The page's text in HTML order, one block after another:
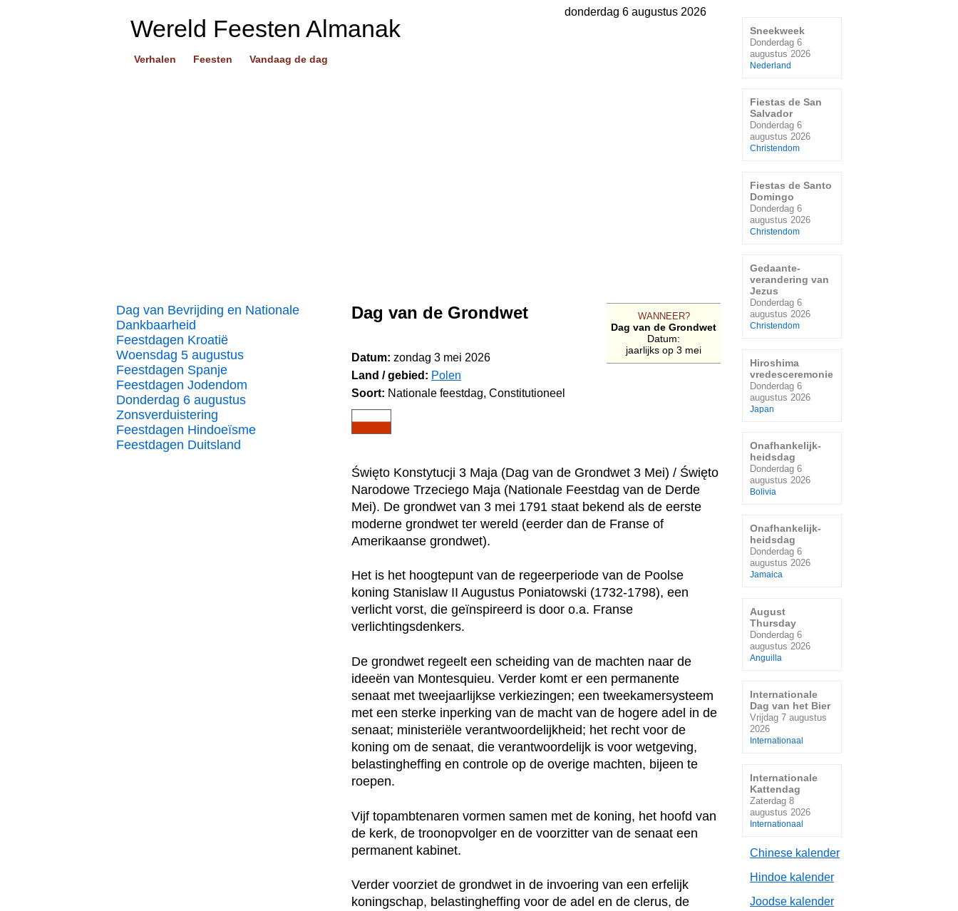
donderdag 6 augustus 2026
Wereld Feesten Almanak
Verhalen Feesten Vandaag de dag
Dag van Bevrijding en Nationale
Dankbaarheid
Feestdagen Kroatië
Woensdag 5 augustus
Feestdagen Spanje
Feestdagen Jodendom
Donderdag 6 augustus
Zonsverduistering
Feestdagen Hindoeïsme
Feestdagen Duitsland
WANNEER?
Dag van de Grondwet
Datum:
jaarlijks op 3 mei
Dag van de Grondwet
Datum: zondag 3 mei 2026
Land / gebied: Polen
Soort: Nationale feestdag, Constitutioneel
Święto Konstytucji 3 Maja (Dag van de Grondwet 3 Mei) / Święto
Narodowe Trzeciego Maja (Nationale Feestdag van de Derde
Mei). De grondwet van 3 mei 1791 staat bekend als de eerste
moderne grondwet ter wereld (eerder dan de Franse of
Amerikaanse grondwet).
Het is het hoogtepunt van de regeerperiode van de Poolse
koning Stanislaw II Augustus Poniatowski (1732-1798), een
verlicht vorst, die geïnspireerd is door o.a. Franse
verlichtingsdenkers.
De grondwet regeelt een scheiding van de machten naar de
ideeën van Montesquieu. Verder komt er een permanente
senaat met tweejaarlijkse verkiezingen; een tweekamersysteem
met een sterke inperking van de macht van de hogere adel in de
senaat; ministeriële verantwoordelijkheid; het recht voor de
koning om de senaat, die verantwoordelijk is voor wetgeving,
belastingheffing en controle op de overige machten, bijeen te
roepen.
Vijf topambtenaren vormen samen met de koning, het hoofd van
de kerk, de troonopvolger en de voorzitter van de senaat een
permanent kabinet.
Verder voorziet de grondwet in de invoering van een erfelijk
koningschap, belastingheffing voor de adel en de clerus, de
Sneekweek
Donderdag 6
augustus 2026
Nederland
Fiestas de San
Salvador
Donderdag 6
augustus 2026
Christendom
Fiestas de Santo
Domingo
Donderdag 6
augustus 2026
Christendom
Gedaante-
verandering van
Jezus
Donderdag 6
augustus 2026
Christendom
Hiroshima
vredesceremonie
Donderdag 6
augustus 2026
Japan
Onafhankelijk-
heidsdag
Donderdag 6
augustus 2026
Bolivia
Onafhankelijk-
heidsdag
Donderdag 6
augustus 2026
Jamaica
August
Thursday
Donderdag 6
augustus 2026
Anguilla
Internationale
Dag van het Bier
Vrijdag 7 augustus
2026
Internationaal
Internationale
Kattendag
Zaterdag 8
augustus 2026
Internationaal
Chinese kalender
Hindoe kalender
Joodse kalender